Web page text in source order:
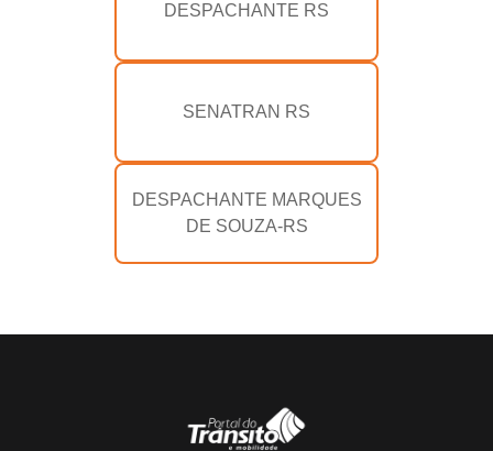
DESPACHANTE RS
SENATRAN RS
DESPACHANTE MARQUES
DE SOUZA-RS